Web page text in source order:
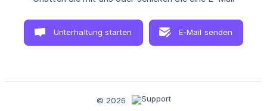
Unterhaltung starten E-Mail senden
© 2026